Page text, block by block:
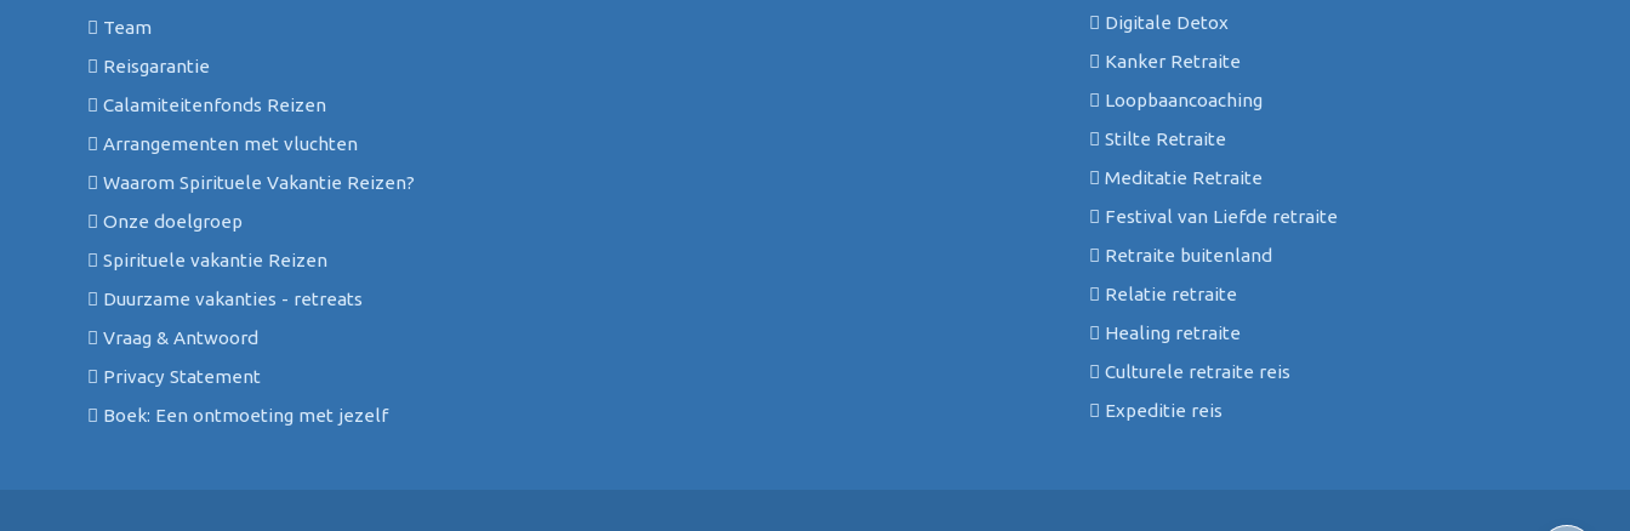
Team
Reisgarantie
Calamiteitenfonds Reizen
Arrangementen met vluchten
Waarom Spirituele Vakantie Reizen?
Onze doelgroep
Spirituele vakantie Reizen
Duurzame vakanties - retreats
Vraag & Antwoord
Privacy Statement
Boek: Een ontmoeting met jezelf
Digitale Detox
Kanker Retraite
Loopbaancoaching
Stilte Retraite
Meditatie Retraite
Festival van Liefde retraite
Retraite buitenland
Relatie retraite
Healing retraite
Culturele retraite reis
Expeditie reis